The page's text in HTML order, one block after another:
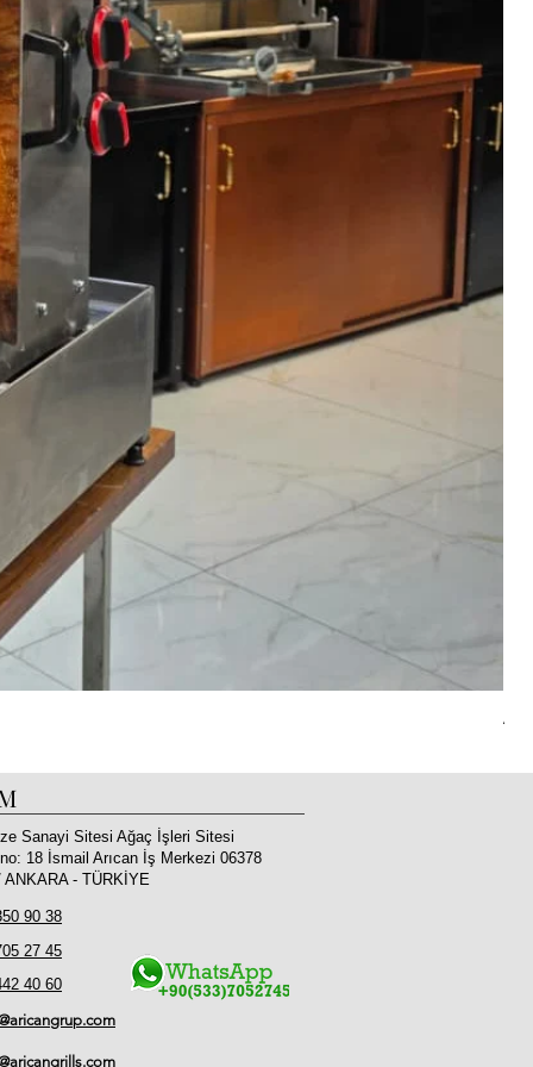
Sanayi Sitesi Ağaç İşleri Sitesi
18 İsmail Arıcan İş Merkezi 06378
ANKARA - TÜRKİYE
27 45
40 60
90 38